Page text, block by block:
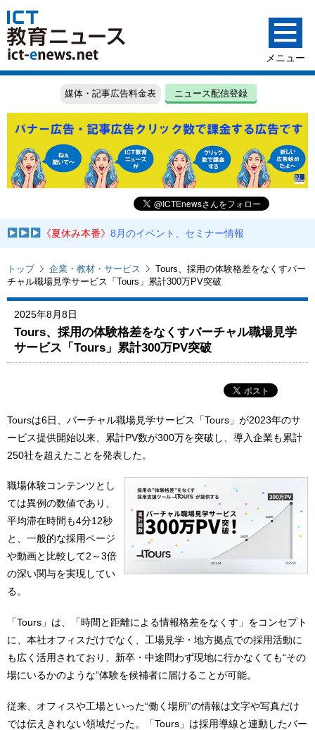
媒体・記事広告料金表 ニュース配信登録
《夏休み本番》8月のイベント、セミナー情報
トップ 企業・教材・サービス
Tours、採用の体験格差をなくすバー
チャル職場見学サービス「Tours」累計300万PV突破
2025年8月8日
Tours、採用の体験格差をなくすバーチャル職場見学
サービス「Tours」累計300万PV突破
Toursは6日、バーチャル職場見学サービス「Tours」が2023年のサ
ービス提供開始以来、累計PV数が300万を突破し、導入企業も累計
250社を超えたことを発表した。
職場体験コンテンツとし
ては異例の数値であり、
平均滞在時間も4分12秒
と、一般的な採用ページ
や動画と比較して2～3倍
の深い関与を実現してい
る。
「Tours」は、「時間と距離による情報格差をなくす」をコンセプト
に、本社オフィスだけでなく、工場見学・地方拠点での採用活動に
も広く活用されており、新卒・中途問わず現地に行かなくても“その
場にいるかのような”体験を候補者に届けることが可能。
従来、オフィスや工場といった“働く場所”の情報は文字や写真だけ
では伝えきれない領域だった。「Tours」は採用導線と連動したバー